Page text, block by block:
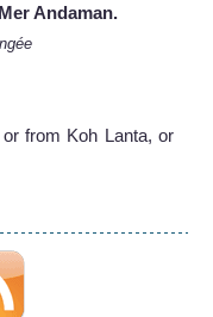
Andaman.
from Koh Lanta, or